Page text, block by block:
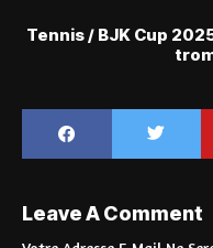
Tennis / BJK Cup
Leave A Comment